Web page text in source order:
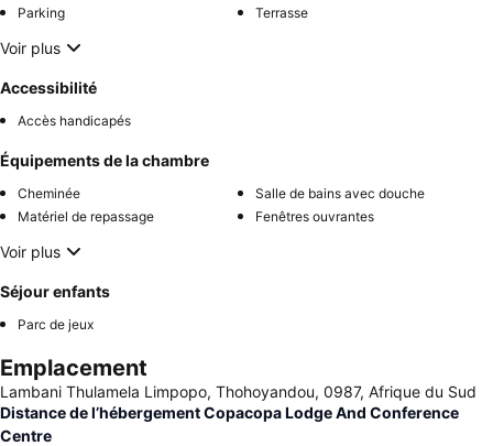
Parking
Terrasse
Voir plus
Accessibilité
Accès handicapés
Équipements de la chambre
Cheminée
Salle de bains avec douche
Matériel de repassage
Fenêtres ouvrantes
Voir plus
Séjour enfants
Parc de jeux
Emplacement
Lambani Thulamela Limpopo, Thohoyandou, 0987, Afrique du Sud
Distance de l’hébergement Copacopa Lodge And Conference
Centre